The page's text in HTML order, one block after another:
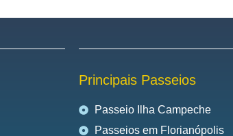
Principais Passeios
Passeio Ilha Campeche
Passeios em Florianópolis